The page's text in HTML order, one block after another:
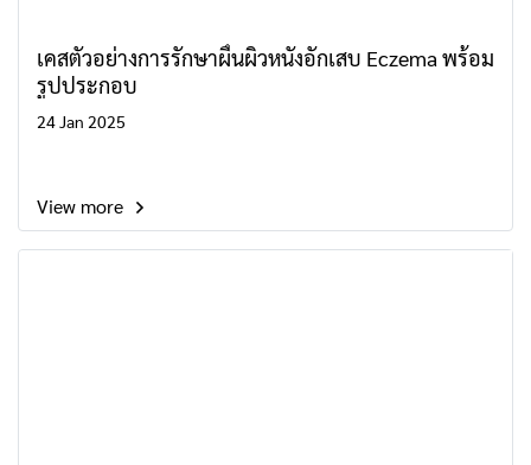
เคสตัวอย่างการรักษาผื่นผิวหนังอักเสบ Eczema พร้อม
รูปประกอบ
24 Jan 2025
View more